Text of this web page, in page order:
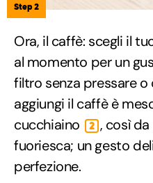
Step 2
Ora, il caffè: scegli il
al momento per un
filtro senza pressare
aggiungi il caffè è
cucchiaino
2 , così
fuoriesca; un gesto
perfezione.